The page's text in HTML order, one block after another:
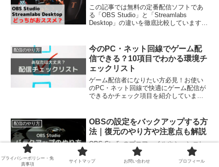
この記事では無料の定番配信ソフトであ
る「OBS Studio」と「Streamlabs
Desktop」の違いを徹底比較しています。
ます。この記事を読めば、どちらの配信
ソフトを使えば良いか分かります。
配信のやり方
今のPC・ネット回線でゲーム配
信できる？10項目でわかる環境チ
ェックリスト
ゲーム配信者になりたい方必見！お使い
のPC・ネット回線で快適にゲーム配信が
できるかチェック項目を紹介していま
事を読めば、今の環境で配信を始められ
るか判断できるようになります。
配信のやり方
OBSの設定をバックアップする方
法｜復元のやり方や注意点も解説
OBS Studioのプロファイルやシーンコレ
クションの設定をバックアップ・復元す
る方法について解説しています。OBSの
プライバシーポリシー・免
責事項
サイトマップ お問い合わせ プロフィール